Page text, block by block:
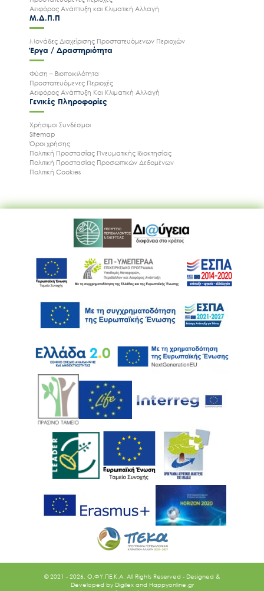
Αειφόρος Ανάπτυξη και Κλιματική Αλλαγή
Μ.Δ.Π.Π
Μονάδες Διαχείρισης Προστατευόμενων Περιοχών
Έργα / Δραστηριότητα
Φύση – Βιοποικιλότητα
Προστατευόμενες Περιοχές
Αειφόρος Ανάπτυξη Και Κλιματική Αλλαγή
Γενικές Πληροφορίες
Χρήσιμοι Συνδέσμοι
Sitemap
Όροι χρήσης
Πολιτική Προστασίας Πνευματικής Ιδιοκτησίας
Πολιτική Προστασίας Προσωπικών Δεδομένων
Πολιτική Cookies
© 2021 - 2026. O.ΦΥ.ΠΕ.Κ.Α. All Rights Reserved - Designed &
Developed by Digilex and Happyonline.gr